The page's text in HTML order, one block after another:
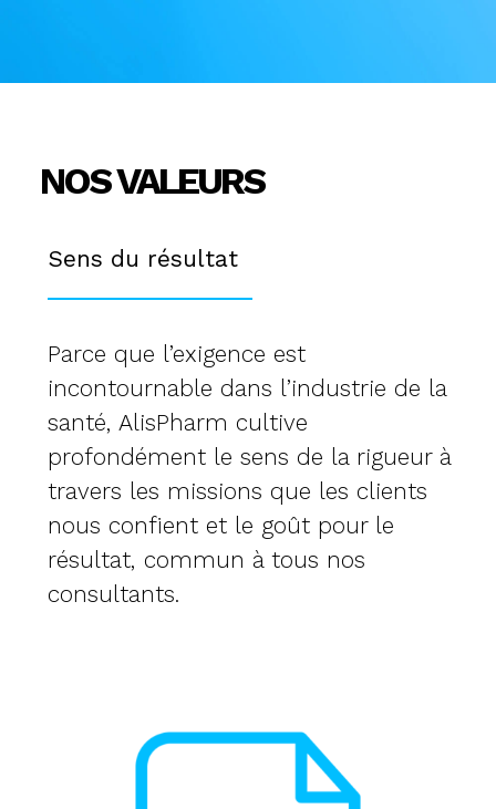
NOS VALEURS
Sens du résultat
Parce que l’exigence est
incontournable dans l’industrie de la
santé, AlisPharm cultive
profondément le sens de la rigueur à
travers les missions que les clients
nous confient et le goût pour le
résultat, commun à tous nos
consultants.